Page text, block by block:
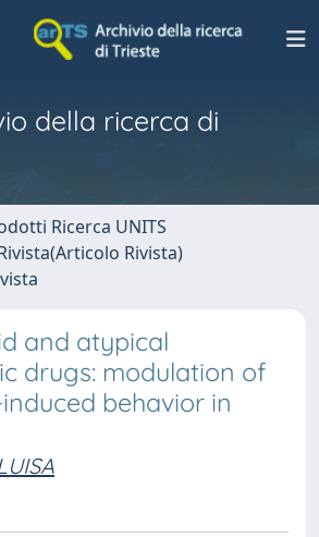
della ricerca di
Ricerca UNITS
Rivista)
and atypical
drugs: modulation of
behavior in